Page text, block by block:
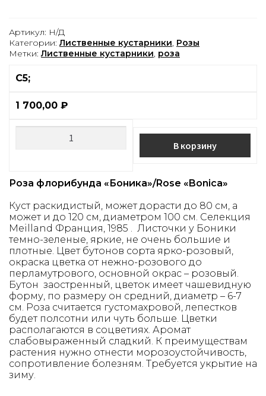
Артикул: Н/Д
Категории:Лиственные кустарники, Розы
Метки:Лиственные кустарники, роза
С5;
1 700,00 ₽
В корзину
Роза флорибунда «Боника»/Rose «Bonica»
Куст раскидистый, может дорасти до 80 см, а
может и до 120 см, диаметром 100 см. Селекция
Meilland Франция, 1985 . Листочки у Боники
темно-зеленые, яркие, не очень большие и
плотные. Цвет бутонов сорта ярко-розовый,
окраска цветка от нежно-розового до
перламутрового, основной окрас – розовый.
Бутон заостренный, цветок имеет чашевидную
форму, по размеру он средний, диаметр – 6-7
см. Роза считается густомахровой, лепестков
будет полсотни или чуть больше. Цветки
располагаются в соцветиях. Аромат
слабовыраженный сладкий. К преимуществам
растения нужно отнести морозоустойчивость,
сопротивление болезням. Требуется укрытие на
зиму.